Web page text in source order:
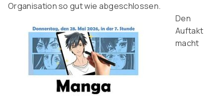
Organisation so gut wie abgeschlossen.
Den
Auftakt
macht